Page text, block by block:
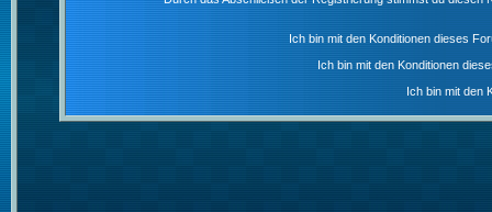
Ich bin mit den Konditionen dieses
Ich bin mit den Konditionen
Ich bin mit den